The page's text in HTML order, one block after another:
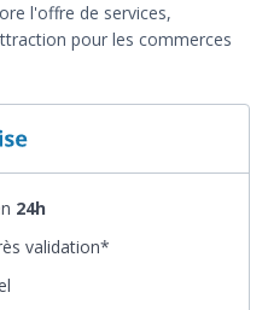
l'offre de services,
pour les commerces
24h
validation*